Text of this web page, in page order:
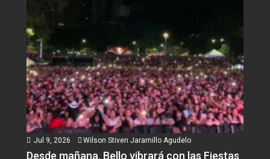
Jul 9, 2026 Wilson Stiven Jaramillo Agudelo
Desde mañana, Bello vibrará con las Fiestas